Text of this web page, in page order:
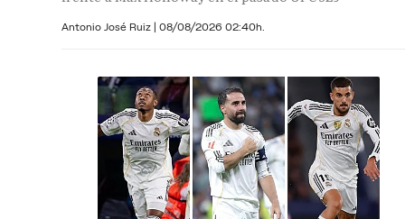
Antonio José Ruiz | 08/08/2026 02:40h.